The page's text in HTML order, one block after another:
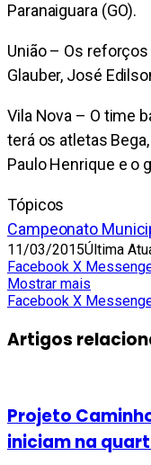
Paranaiguara (GO).
União – Os
Glauber, José
Vila Nova – O time
terá os atletas
Paulo Henrique e o
Tópicos
Campeonato
11/03/2015Última
Facebook X
Mostrar mais
Facebook X
Artigos
Projeto
iniciam na